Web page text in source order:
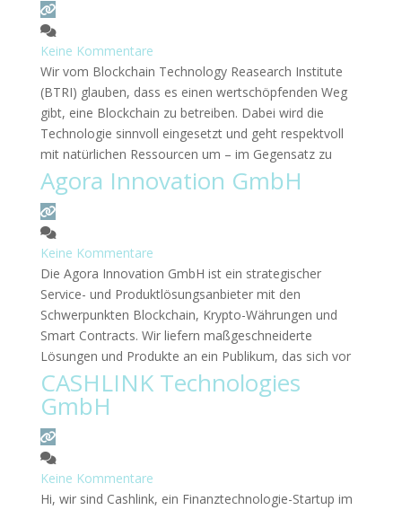
Entscheidungsträger, Start-ups, Technologie- und
Industrieexperten. Es wird sowohl
Keine Kommentare
Wir vom Blockchain Technology Reasearch Institute
(BTRI) glauben, dass es einen wertschöpfenden Weg
gibt, eine Blockchain zu betreiben. Dabei wird die
Technologie sinnvoll eingesetzt und geht respektvoll
mit natürlichen Ressourcen um – im Gegensatz zu
energie- und ressourcenintensiven Ansätzen. Unsere
Mission ist es, den Menschen zu helfen, diese
Technologie zu verstehen und zu nutzen. Es ist einer
der am wenigsten
Agora Innovation GmbH
Keine Kommentare
Die Agora Innovation GmbH ist ein strategischer
Service- und Produktlösungsanbieter mit den
Schwerpunkten Blockchain, Krypto-Währungen und
Smart Contracts. Wir liefern maßgeschneiderte
Lösungen und Produkte an ein Publikum, das sich vor
allem neu in der Kryptowelt engagiert.Weiterlesen …
CASHLINK Technologies
GmbH
Keine Kommentare
Hi, wir sind Cashlink, ein Finanztechnologie-Startup im